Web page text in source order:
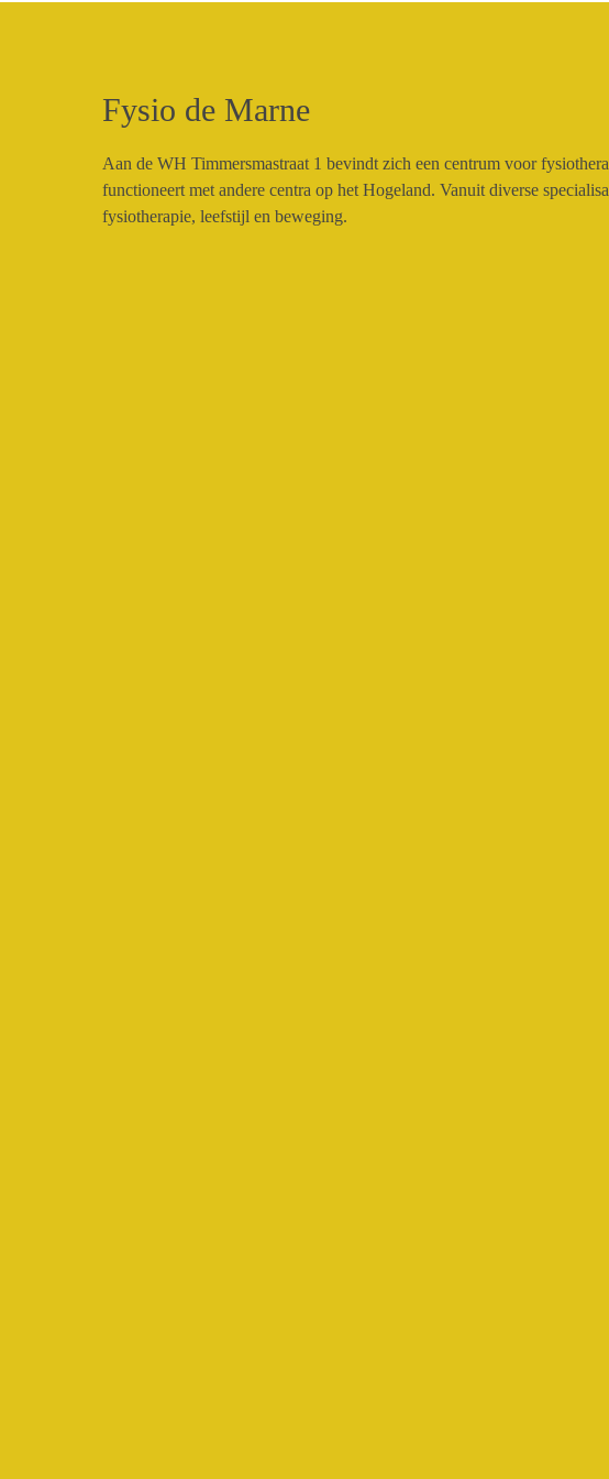
Fysio de Marne
Aan de WH Timmersmastraat 1 bevindt zich een centrum voor
functioneert met andere centra op het Hogeland. Vanuit diverse
fysiotherapie, leefstijl en beweging.